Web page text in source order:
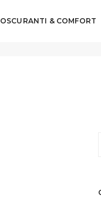
OSCURANTI & COMFORT